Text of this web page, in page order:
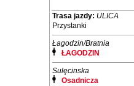
Trasa jazdy: ULICA
Przystanki
Łagodzin/Bratnia
ŁAGODZIN
Sulęcinska
Osadnicza